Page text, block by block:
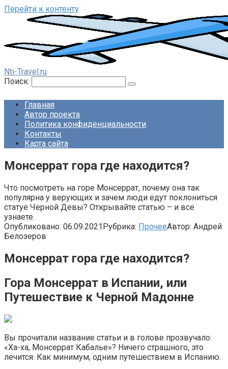
Перейти к контенту
Nti-Travel.ru
Поиск:
Главная
Автор проекта
Политика конфиденциальности
Контакты
Карта сайта
Монсеррат гора где находится?
Что посмотреть на горе Монсеррат, почему она так
популярна у верующих и зачем люди едут поклониться
статуе Черной Девы? Открывайте статью – и все
узнаете.
Опубликовано: 06.09.2021Рубрика: ПрочееАвтор: Андрей
Белозеров
Монсеррат гора где находится?
Гора Монсеррат в Испании, или
Путешествие к Черной Мадонне
Вы прочитали название статьи и в голове прозвучало:
«Ха-ха, Монсеррат Кабалье»? Ничего страшного, это
лечится. Как минимум, одним путешествием в Испанию.